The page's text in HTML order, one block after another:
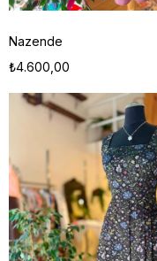
Nazende
₺4.600,00